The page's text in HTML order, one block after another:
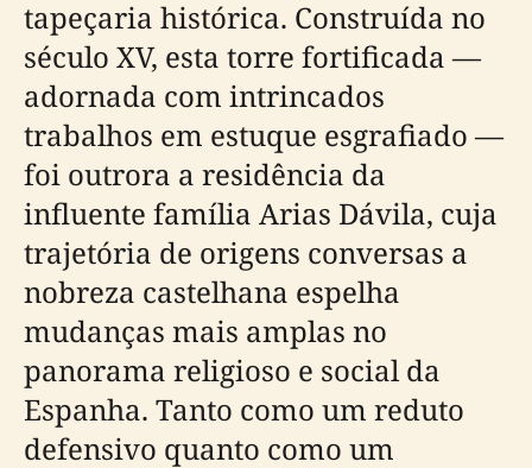
tapeçaria histórica. Construída no
século XV, esta torre fortificada —
adornada com intrincados
trabalhos em estuque esgrafiado —
foi outrora a residência da
influente família Arias Dávila, cuja
trajetória de origens conversas a
nobreza castelhana espelha
mudanças mais amplas no
panorama religioso e social da
Espanha. Tanto como um reduto
defensivo quanto como um